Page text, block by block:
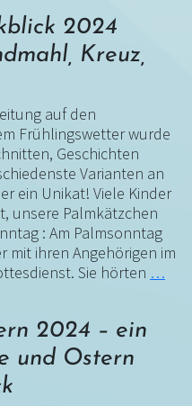
2024
Kreuz,
auf den
Frühlingswetter wurde
Geschichten
Varianten an
ein Unikat! Viele Kinder
unsere Palmkätzchen
: Am Palmsonntag
mit ihren Angehörigen im
Sie hörten …
2024 – ein
und Ostern